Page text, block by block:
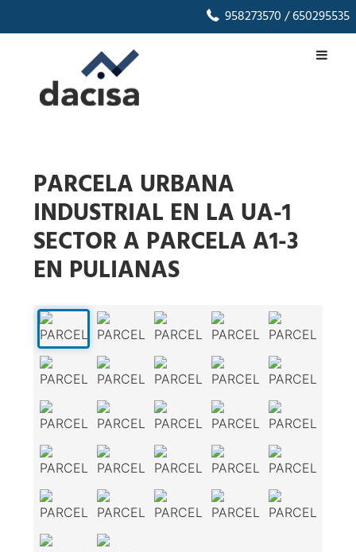
958273570/ 650295535
PARCELA URBANA
INDUSTRIAL EN LA UA-1
SECTOR A PARCELA A1-3
EN PULIANAS